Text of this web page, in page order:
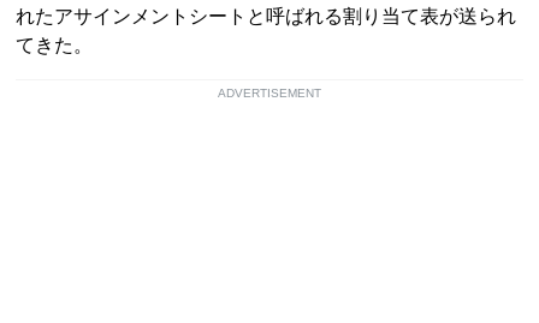
れたアサインメントシートと呼ばれる割り当て表が送られ
てきた。
ADVERTISEMENT